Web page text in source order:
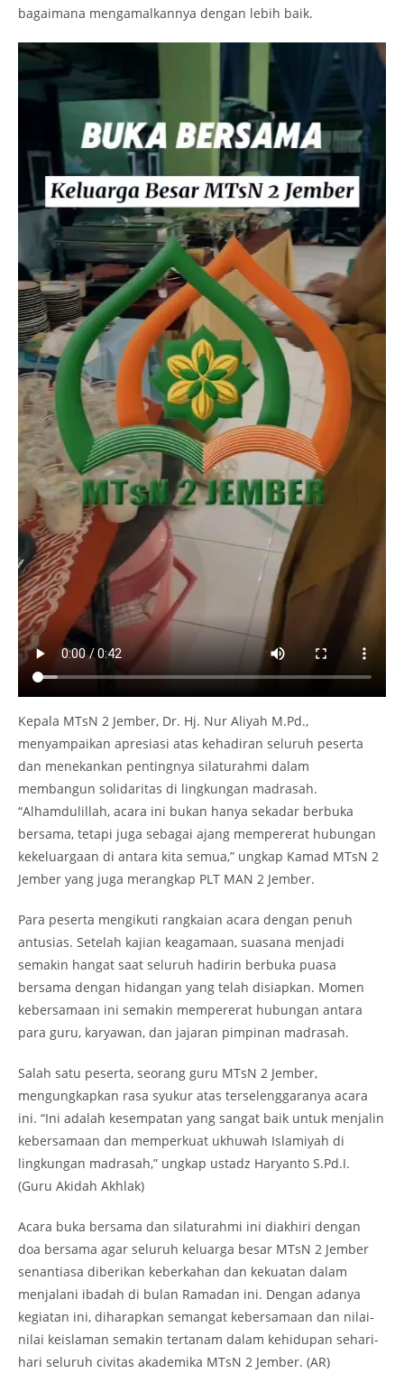
bagaimana mengamalkannya dengan lebih baik.
Kepala MTsN 2 Jember, Dr. Hj. Nur Aliyah M.Pd.,
menyampaikan apresiasi atas kehadiran seluruh peserta
dan menekankan pentingnya silaturahmi dalam
membangun solidaritas di lingkungan madrasah.
“Alhamdulillah, acara ini bukan hanya sekadar berbuka
bersama, tetapi juga sebagai ajang mempererat hubungan
kekeluargaan di antara kita semua,” ungkap Kamad MTsN 2
Jember yang juga merangkap PLT MAN 2 Jember.
Para peserta mengikuti rangkaian acara dengan penuh
antusias. Setelah kajian keagamaan, suasana menjadi
semakin hangat saat seluruh hadirin berbuka puasa
bersama dengan hidangan yang telah disiapkan. Momen
kebersamaan ini semakin mempererat hubungan antara
para guru, karyawan, dan jajaran pimpinan madrasah.
Salah satu peserta, seorang guru MTsN 2 Jember,
mengungkapkan rasa syukur atas terselenggaranya acara
ini. “Ini adalah kesempatan yang sangat baik untuk menjalin
kebersamaan dan memperkuat ukhuwah Islamiyah di
lingkungan madrasah,” ungkap ustadz Haryanto S.Pd.I.
(Guru Akidah Akhlak)
Acara buka bersama dan silaturahmi ini diakhiri dengan
doa bersama agar seluruh keluarga besar MTsN 2 Jember
senantiasa diberikan keberkahan dan kekuatan dalam
menjalani ibadah di bulan Ramadan ini. Dengan adanya
kegiatan ini, diharapkan semangat kebersamaan dan nilai-
nilai keislaman semakin tertanam dalam kehidupan sehari-
hari seluruh civitas akademika MTsN 2 Jember. (AR)